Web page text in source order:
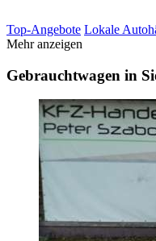
Top-Angebote Lokale
Mehr anzeigen
Gebrauchtwagen in